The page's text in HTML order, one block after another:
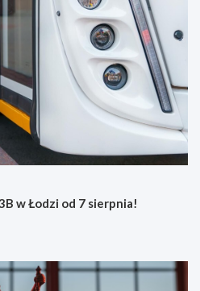
w Łodzi od 7 sierpnia!